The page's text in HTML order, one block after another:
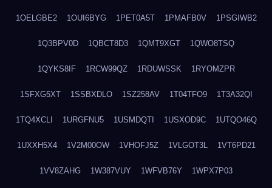
1OELGBE2 1OUI6BYG 1PET0A5T 1PMAFB0V 1PSGIWB2
1Q3BPV0D 1QBCT8D3 1QMT9XGT 1QWO8TSQ
1QYKS8IF 1RCW99QZ 1RDUWSSK 1RYOMZPR
1SFXG5XT 1SSBXDLO 1SZ258AV 1T04TFO9 1T3A32QI
1TQ4XCLI 1URGFNU5 1USMDQTI 1USXOD9C 1UTQO46Q
1UXXH5X4 1V2M00OW 1VHOFJ5Z 1VLGOT3L 1VT6PD21
1VV8ZAHG 1W387VUY 1WFVB76Y 1WPX7P03